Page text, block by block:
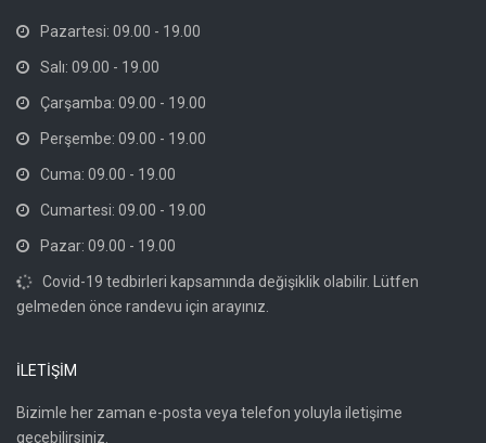
Pazartesi: 09.00 - 19.00
Salı: 09.00 - 19.00
Çarşamba: 09.00 - 19.00
Perşembe: 09.00 - 19.00
Cuma: 09.00 - 19.00
Cumartesi: 09.00 - 19.00
Pazar: 09.00 - 19.00
Covid-19 tedbirleri kapsamında değişiklik olabilir. Lütfen
gelmeden önce randevu için arayınız.
İLETİŞİM
Bizimle her zaman e-posta veya telefon yoluyla iletişime
geçebilirsiniz.